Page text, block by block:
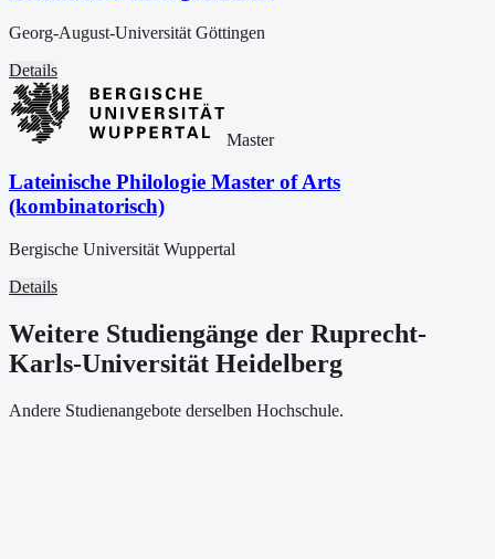
Georg-August-Universität Göttingen
Details
Master
Lateinische Philologie Master of Arts
(kombinatorisch)
Bergische Universität Wuppertal
Details
Weitere Studiengänge der Ruprecht-
Karls-Universität Heidelberg
Andere Studienangebote derselben Hochschule.